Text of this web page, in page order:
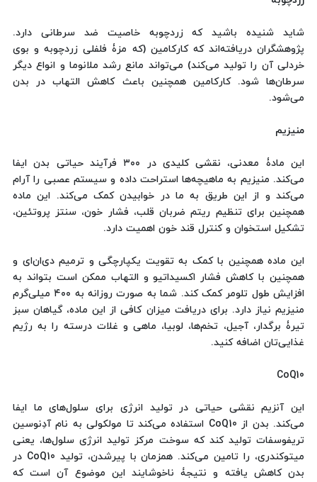
شاید شنیده باشید که زردچوبه خاصیت ضد سرطانی دارد.
پژوهشگران دریافته‌اند که کارکامین (که مزۀ فلفلی زردچوبه و بوی
خردلی آن را تولید می‌کند) می‌تواند مانع رشد ملانوما و انواع دیگر
سرطان‌ها شود. کارکامین همچنین باعث کاهش التهاب در بدن
می‌شود.
منیزیم
این مادۀ معدنی، نقشی کلیدی در ۳۰۰ فرآیند حیاتی بدن ایفا
می‌کند. منیزیم به ماهیچه‌ها استراحت داده و سیستم عصبی را آرام
می‌کند و از این طریق به ما در خوابیدن کمک می‌کند. این ماده
همچنین برای تنظیم ریتم ضربان قلب، فشار خون، سنتز پروتئین،
تشکیل استخوان و کنترل قند خون اهمیت دارد.
این ماده همچنین با کمک به تقویت یکپارچگی و ترمیم دی‌ان‌ای و
همچنین با کاهش فشار اکسیداتیو و التهاب ممکن است بتواند به
افزایش طول تلومر کمک کند. شما به صورت روزانه به ۴۰۰ میلی‌گرم
منیزیم نیاز دارد. برای دریافت میزان کافی از این ماده، گیاهان سبز
تیرۀ برگدار، آجیل، تخم‌ها، لوبیا، ماهی و غلات درسته را به رژیم
غذایی‌تان اضافه کنید.
CoQ10
این آنزیم نقشی حیاتی در تولید انرژی برای سلول‌های ما ایفا
می‌کند. بدن از CoQ10 استفاده می‌کند تا مولکولی به نام آدِنوسین
تریفوسفات تولید کند که سوخت مرکز تولید انرژی سلول‌ها، یعنی
میتوکندری، را تامین می‌کند. همزمان با پیرشدن، تولید CoQ10 در
بدن کاهش یافته و نتیجۀ ناخوشایند این موضوع آن است که